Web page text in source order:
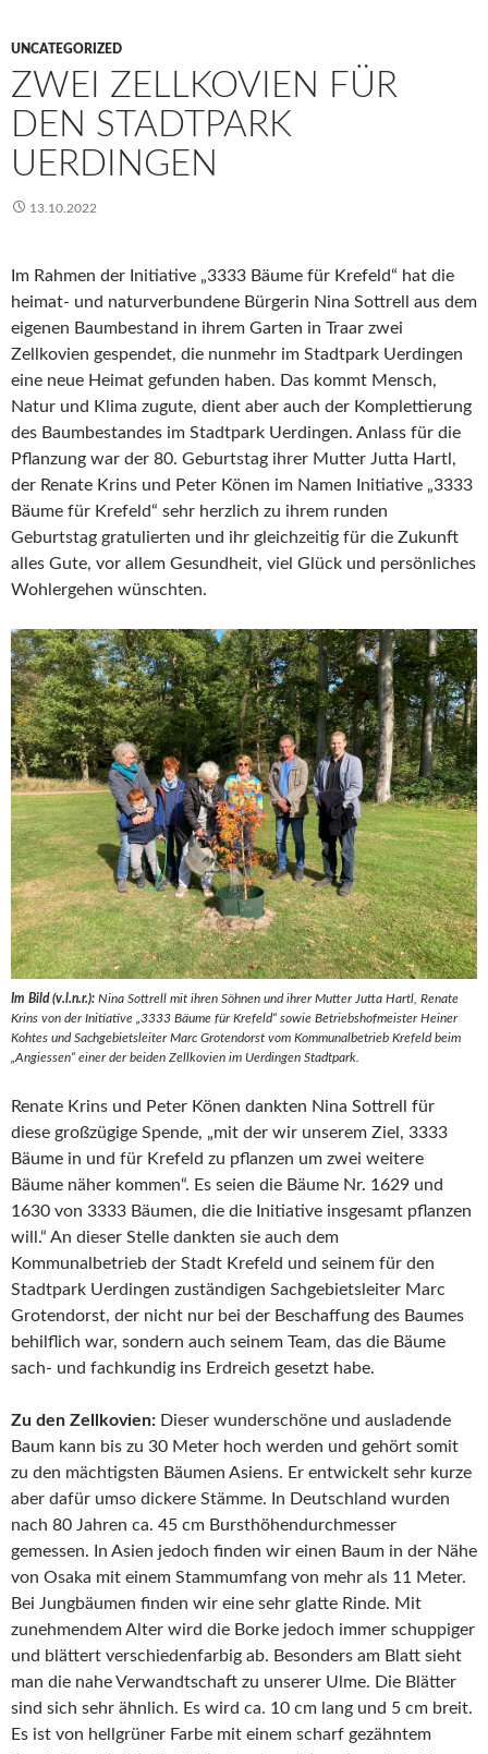
UNCATEGORIZED
ZWEI ZELLKOVIEN FÜR
DEN STADTPARK
UERDINGEN
13.10.2022
Im Rahmen der Initiative „3333 Bäume für Krefeld“ hat die
heimat- und naturverbundene Bürgerin Nina Sottrell aus dem
eigenen Baumbestand in ihrem Garten in Traar zwei
Zellkovien gespendet, die nunmehr im Stadtpark Uerdingen
eine neue Heimat gefunden haben. Das kommt Mensch,
Natur und Klima zugute, dient aber auch der Komplettierung
des Baumbestandes im Stadtpark Uerdingen. Anlass für die
Pflanzung war der 80. Geburtstag ihrer Mutter Jutta Hartl,
der Renate Krins und Peter Könen im Namen Initiative „3333
Bäume für Krefeld“ sehr herzlich zu ihrem runden
Geburtstag gratulierten und ihr gleichzeitig für die Zukunft
alles Gute, vor allem Gesundheit, viel Glück und persönliches
Wohlergehen wünschten.
Im Bild (v.l.n.r.): Nina Sottrell mit ihren Söhnen und ihrer Mutter Jutta Hartl, Renate
Krins von der Initiative „3333 Bäume für Krefeld“ sowie Betriebshofmeister Heiner
Kohtes und Sachgebietsleiter Marc Grotendorst vom Kommunalbetrieb Krefeld beim
„Angiessen“ einer der beiden Zellkovien im Uerdingen Stadtpark.
Renate Krins und Peter Könen dankten Nina Sottrell für
diese großzügige Spende, „mit der wir unserem Ziel, 3333
Bäume in und für Krefeld zu pflanzen um zwei weitere
Bäume näher kommen“. Es seien die Bäume Nr. 1629 und
1630 von 3333 Bäumen, die die Initiative insgesamt pflanzen
will.“ An dieser Stelle dankten sie auch dem
Kommunalbetrieb der Stadt Krefeld und seinem für den
Stadtpark Uerdingen zuständigen Sachgebietsleiter Marc
Grotendorst, der nicht nur bei der Beschaffung des Baumes
behilflich war, sondern auch seinem Team, das die Bäume
sach- und fachkundig ins Erdreich gesetzt habe.
Zu den Zellkovien: Dieser wunderschöne und ausladende
Baum kann bis zu 30 Meter hoch werden und gehört somit
zu den mächtigsten Bäumen Asiens. Er entwickelt sehr kurze
aber dafür umso dickere Stämme. In Deutschland wurden
nach 80 Jahren ca. 45 cm Bursthöhendurchmesser
gemessen. In Asien jedoch finden wir einen Baum in der Nähe
von Osaka mit einem Stammumfang von mehr als 11 Meter.
Bei Jungbäumen finden wir eine sehr glatte Rinde. Mit
zunehmendem Alter wird die Borke jedoch immer schuppiger
und blättert verschiedenfarbig ab. Besonders am Blatt sieht
man die nahe Verwandtschaft zu unserer Ulme. Die Blätter
sind sich sehr ähnlich. Es wird ca. 10 cm lang und 5 cm breit.
Es ist von hellgrüner Farbe mit einem scharf gezähntem